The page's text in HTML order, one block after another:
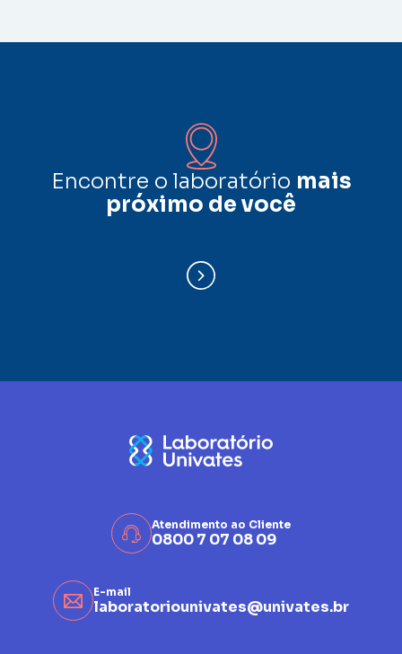
Encontre o laboratório mais
próximo de você
Atendimento ao Cliente
0800 7 07 08 09
E-mail
laboratoriounivates@univates.br